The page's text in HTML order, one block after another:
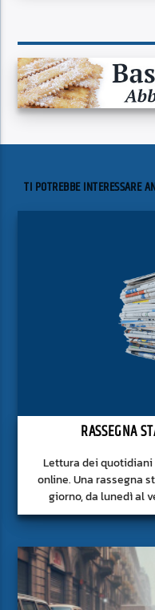
TI POTREBBE INTERESSARE
RASSEGNA
Lettura dei
online. Una rassegna
giorno, da lunedì al
approfondito delle